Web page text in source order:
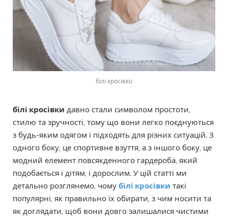
білі кросівки
білі кросівки давно стали символом простоти,
стилю та зручності, тому що вони легко поєднуються
з будь-яким одягом і підходять для різних ситуацій. З
одного боку, це спортивне взуття, а з іншого боку, це
модний елемент повсякденного гардероба, який
подобається і дітям, і дорослим. У цій статті ми
детально розглянемо, чому білі кросівки такі
популярні, як правильно їх обирати, з чим носити та
як доглядати, щоб вони довго залишалися чистими